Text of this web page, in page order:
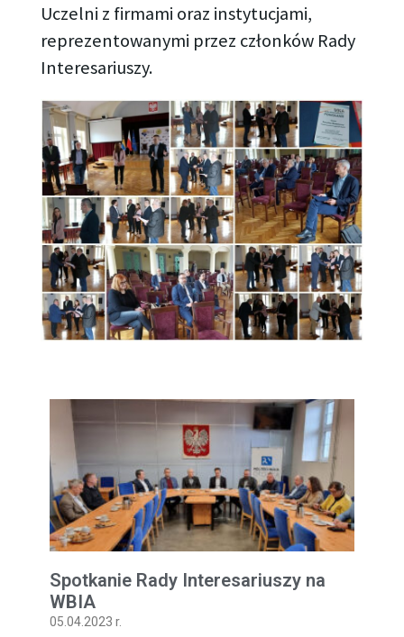
Uczelni z firmami oraz instytucjami,
reprezentowanymi przez członków Rady
Interesariuszy.
Spotkanie Rady Interesariuszy na
WBIA
05.04.2023 r.